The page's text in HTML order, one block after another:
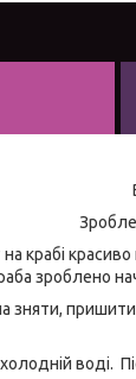
на крабі
зроблено
зняти, пришити
воді.